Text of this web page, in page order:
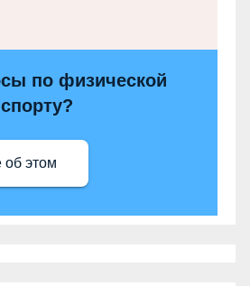
по физической
этом